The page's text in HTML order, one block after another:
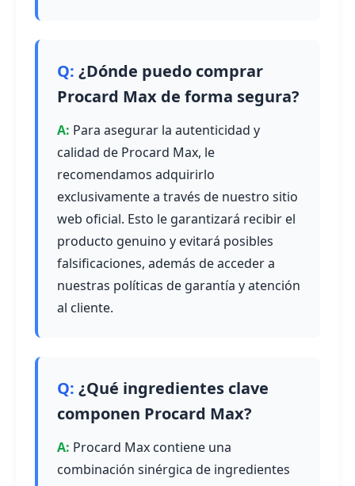
¿Dónde puedo comprar
Procard Max de forma segura?
Para asegurar la autenticidad y
calidad de Procard Max, le
recomendamos adquirirlo
exclusivamente a través de nuestro sitio
web oficial. Esto le garantizará recibir el
producto genuino y evitará posibles
falsificaciones, además de acceder a
nuestras políticas de garantía y atención
al cliente.
¿Qué ingredientes clave
componen Procard Max?
Procard Max contiene una
combinación sinérgica de ingredientes